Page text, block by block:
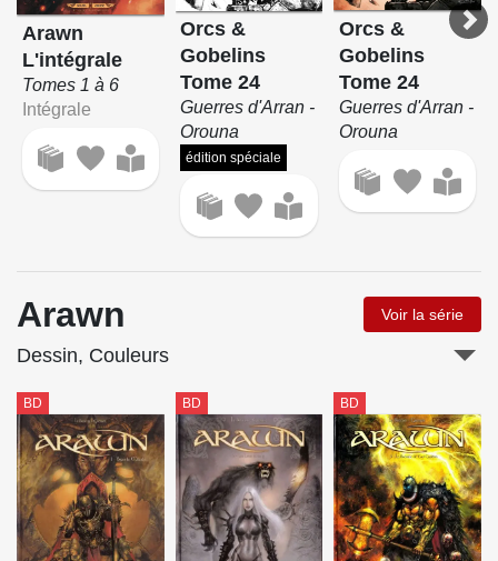
Arawn
L'intégrale
Tomes 1 à 6
Intégrale
Orcs &
Gobelins
Tome 24
Guerres d'Arran -
Orouna
édition spéciale
Orcs &
Gobelins
Tome 24
Guerres d'Arran -
Orouna
Arawn Voir la série
Dessin, Couleurs
BD BD BD